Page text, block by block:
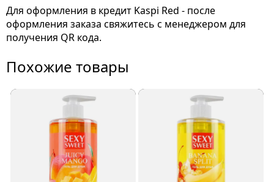
Для оформления в кредит Kaspi Red - после
оформления заказа свяжитесь с менеджером для
получения QR кода.
Похожие товары